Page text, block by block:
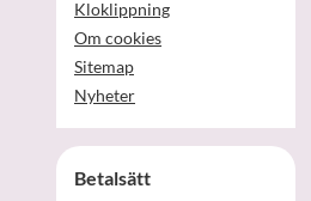
Kloklippning
Om cookies
Sitemap
Nyheter
Betalsätt